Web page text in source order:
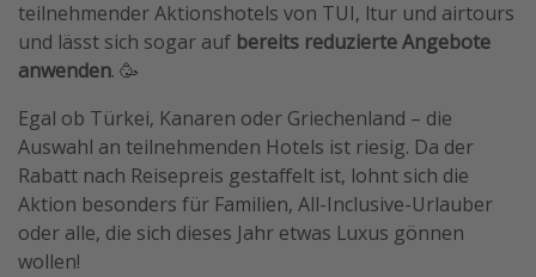
Reisepassfreie Reiseziele
Travel Know How
Last Minute Urlaub Mallorca
Last Minute Urlaub Deutschland
teilnehmender Aktionshotels von TUI, ltur und airtours
und lässt sich sogar auf bereits reduzierte Angebote
anwenden. 🥳
Egal ob Türkei, Kanaren oder Griechenland – die
Auswahl an teilnehmenden Hotels ist riesig. Da der
Rabatt nach Reisepreis gestaffelt ist, lohnt sich die
Aktion besonders für Familien, All-Inclusive-Urlauber
oder alle, die sich dieses Jahr etwas Luxus gönnen
wollen!